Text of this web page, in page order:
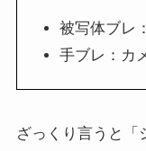
被写体ブレ
手ブレ：カ
ざっくり言うと「